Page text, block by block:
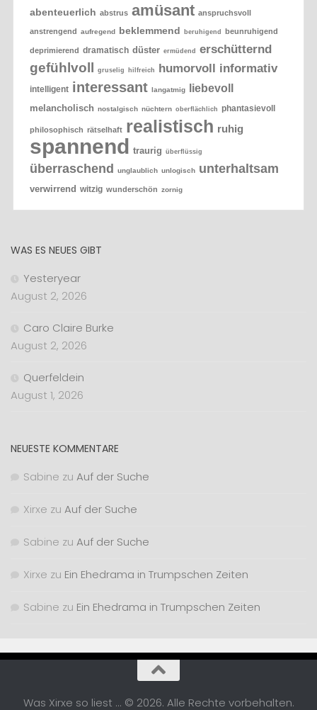
abenteuerlich abstrus amüsant anspruchsvoll
anstrengend aufregend beklemmend beruhigend beunruhigend
deprimierend dramatisch düster ermüdend erschütternd
gefühlvoll gruselig hilfreich humorvoll informativ
intelligent interessant langatmig liebevoll
melancholisch nostalgisch nüchtern oberflächlich phantasievoll
philosophisch rätselhaft realistisch ruhig
spannend traurig überflüssig
überraschend unglaublich unlogisch unterhaltsam
verwirrend witzig wunderschön zornig
WAS ES NEUES GIBT
Yesteryear
August 2, 2026
Caro Claire Burke
August 2, 2026
Querfeldein
August 1, 2026
NEUESTE KOMMENTARE
Sabine zu Auf der Suche
Xirxe zu Auf der Suche
Sabine zu Auf der Suche
Xirxe zu Ein Ehedrama in Trumpschen Zeiten
Sabine zu Ein Ehedrama in Trumpschen Zeiten
Was Xirxe so liest ... © 2026. Alle Rechte vorbehalten.